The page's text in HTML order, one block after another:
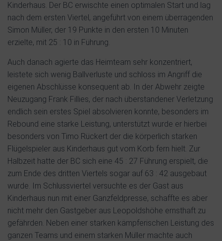
Kinderhaus. Der BC erwischte einen optimalen Start und lag
nach dem ersten Viertel, angeführt von einem überragenden
Simon Müller, der 19 Punkte in den ersten 10 Minuten
erzielte, mit 25 : 10 in Führung.
Auch danach agierte das Heimteam sehr konzentriert,
leistete sich wenig Ballverluste und schloss im Angriff die
eigenen Abschlüsse konsequent ab. In der Abwehr zeigte
Neuzugang Frank Fillies, der nach überstandener Verletzung
endlich sein erstes Spiel absolvieren konnte, besonders im
Rebound eine starke Leistung, unterstützt wurde er hierbei
besonders von Timo Rückert der die körperlich starken
Flügelspieler aus Kinderhaus gut vom Korb fern hielt. Zur
Halbzeit hatte der BC sich eine 45 : 27 Führung erspielt, die
zum Ende des dritten Viertels sogar auf 63 : 42 ausgebaut
wurde. Im Schlussviertel versuchte es der Gast aus
Kinderhaus nun mit einer Ganzfeldpresse, schaffte es aber
nicht mehr den Gastgeber aus Leopoldshöhe ernsthaft zu
gefährden. Neben einer starken kämpferischen Leistung des
ganzen Teams und einem starken Müller machte auch